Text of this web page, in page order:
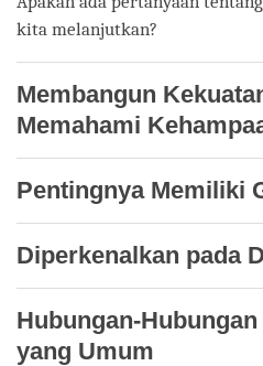
kita melanjutkan?
Membangun
Memahami
Pentingnya Memiliki
Diperkenalkan pada
Hubungan-
yang Umum